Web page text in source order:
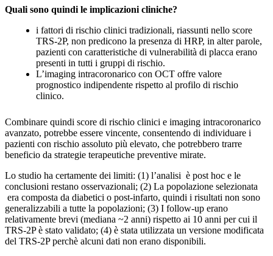
Quali sono quindi le implicazioni cliniche?
i fattori di rischio clinici tradizionali, riassunti nello score
TRS-2P, non predicono la presenza di HRP, in alter parole,
pazienti con caratteristiche di vulnerabilità di placca erano
presenti in tutti i gruppi di rischio.
L’imaging intracoronarico con OCT offre valore
prognostico indipendente rispetto al profilo di rischio
clinico.
Combinare quindi score di rischio clinici e imaging intracoronarico
avanzato, potrebbe essere vincente, consentendo di individuare i
pazienti con rischio assoluto più elevato, che potrebbero trarre
beneficio da strategie terapeutiche preventive mirate.
Lo studio ha certamente dei limiti: (1) l’analisi è post hoc e le
conclusioni restano osservazionali; (2) La popolazione selezionata
era composta da diabetici o post-infarto, quindi i risultati non sono
generalizzabili a tutte la popolazioni; (3) I follow-up erano
relativamente brevi (mediana ~2 anni) rispetto ai 10 anni per cui il
TRS-2P è stato validato; (4) è stata utilizzata un versione modificata
del TRS-2P perchè alcuni dati non erano disponibili.